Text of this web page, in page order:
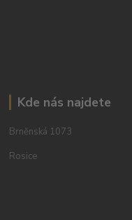
Kde nás najdete
Brněnská 1073
Rosice